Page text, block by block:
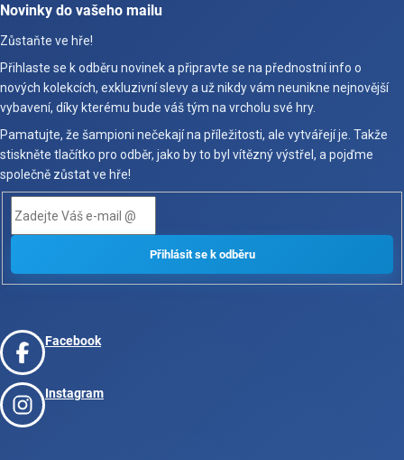
Novinky do vašeho mailu
Zůstaňte ve hře!
Přihlaste se k odběru novinek a připravte se na přednostní info o
nových kolekcích, exkluzivní slevy a už nikdy vám neunikne nejnovější
vybavení, díky kterému bude váš tým na vrcholu své hry.
Pamatujte, že šampioni nečekají na příležitosti, ale vytvářejí je. Takže
stiskněte tlačítko pro odběr, jako by to byl vítězný výstřel, a pojďme
společně zůstat ve hře!
Facebook
Instagram